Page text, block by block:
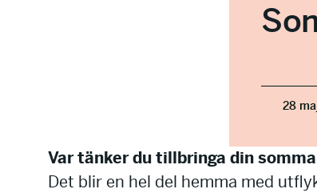
28
Var tänker du tillbringa din
Det blir en hel del hemma med